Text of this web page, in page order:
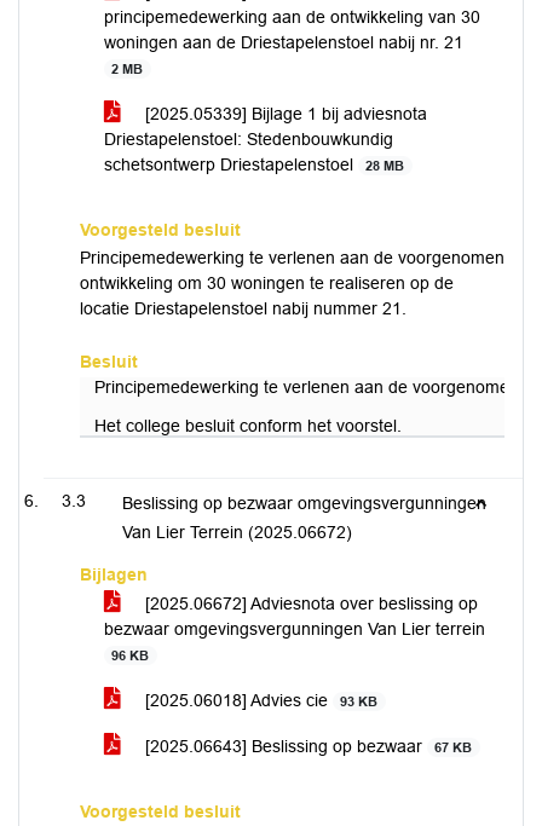
principemedewerking aan de ontwikkeling van 30
woningen aan de Driestapelenstoel nabij nr. 21
2 MB
[2025.05339] Bijlage 1 bij adviesnota
Driestapelenstoel: Stedenbouwkundig
schetsontwerp Driestapelenstoel
28 MB
Voorgesteld besluit
Principemedewerking te verlenen aan de voorgenomen
ontwikkeling om 30 woningen te realiseren op de
locatie Driestapelenstoel nabij nummer 21.
Besluit
Principemedewerking te verlenen aan de voorgenomen
Het college besluit conform het voorstel.
3.3
Beslissing op bezwaar omgevingsvergunningen
Van Lier Terrein (2025.06672)
Bijlagen
[2025.06672] Adviesnota over beslissing op
bezwaar omgevingsvergunningen Van Lier terrein
96 KB
[2025.06018] Advies cie 93 KB
[2025.06643] Beslissing op bezwaar 67 KB
Voorgesteld besluit